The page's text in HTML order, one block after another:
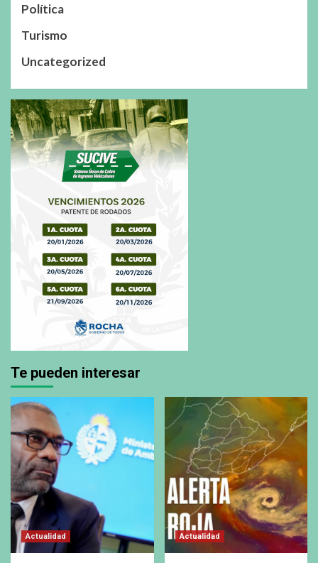
Política
Turismo
Uncategorized
Te pueden interesar
Actualidad Actualidad